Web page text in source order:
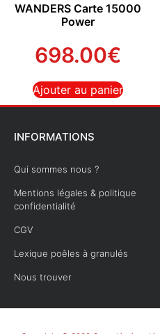
WANDERS Carte 15000
Power
698.00€
Ajouter au panier
INFORMATIONS
Qui sommes nous ?
Mentions légales & politique
confidentialité
CGV
Lexique poêles à granulés
Nous trouver